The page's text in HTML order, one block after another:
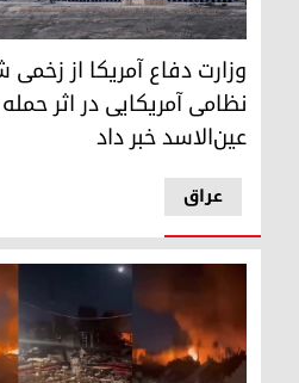
پایتگاه عین‌الاسد در غرب عراق
عراق
وزارت دفاع آمریکا از
نظامی آمریکایی در اثر
عین‌الاسد خبر داد